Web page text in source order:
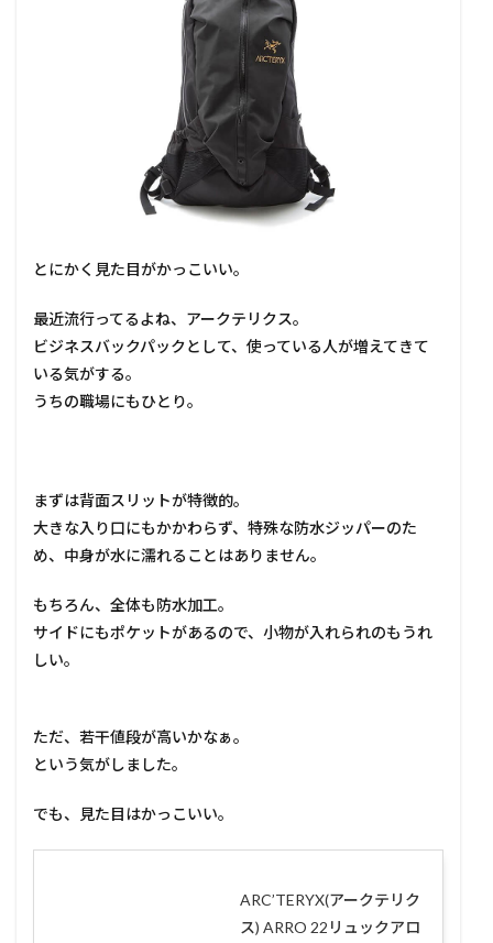
とにかく見た目がかっこいい。
最近流行ってるよね、アークテリクス。
ビジネスバックパックとして、使っている人が増えてきて
いる気がする。
うちの職場にもひとり。
まずは背面スリットが特徴的。
大きな入り口にもかかわらず、特殊な防水ジッパーのた
め、中身が水に濡れることはありません。
もちろん、全体も防水加工。
サイドにもポケットがあるので、小物が入れられのもうれ
しい。
ただ、若干値段が高いかなぁ。
という気がしました。
でも、見た目はかっこいい。
ARC’TERYX(アークテリク
ス) ARRO 22リュックアロ